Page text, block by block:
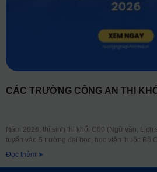
CÁC TRƯỜNG CÔNG AN THI
Năm 2026, thí sinh thi khối C00 (Ngữ văn,
tuyển vào 5 trường đại học, học viện thuộc Bộ
Đọc thêm ➤